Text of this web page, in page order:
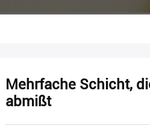
Mehrfache Schicht,
abmißt